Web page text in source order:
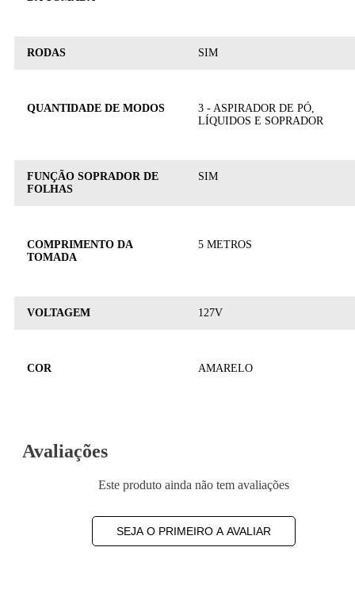
RODAS SIM
QUANTIDADE DE MODOS
3 - ASPIRADOR DE PÓ,
LÍQUIDOS E SOPRADOR
FUNÇÃO SOPRADOR DE
FOLHAS
SIM
COMPRIMENTO DA
TOMADA
5 METROS
VOLTAGEM 127V
COR AMARELO
Avaliações
Este produto ainda não tem avaliações
SEJA O PRIMEIRO A AVALIAR